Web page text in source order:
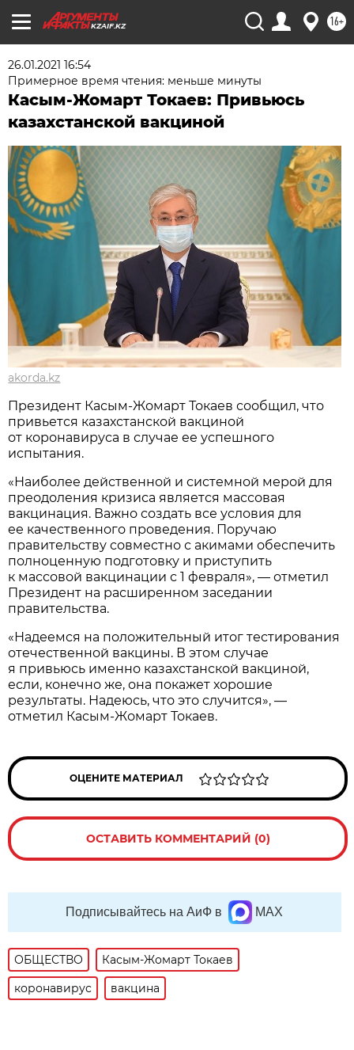
KZAIF.KZ 16+
26.01.2021 16:54
Примерное время чтения: меньше минуты
Касым-Жомарт Токаев: Привьюсь
казахстанской вакциной
akorda.kz
Президент Касым-Жомарт Токаев сообщил, что
привьется казахстанской вакциной
от коронавируса в случае ее успешного
испытания.
«Наиболее действенной и системной мерой для
преодоления кризиса является массовая
вакцинация. Важно создать все условия для
ее качественного проведения. Поручаю
правительству совместно с акимами обеспечить
полноценную подготовку и приступить
к массовой вакцинации с 1 февраля», — отметил
Президент на расширенном заседании
правительства.
«Надеемся на положительный итог тестирования
отечественной вакцины. В этом случае
я привьюсь именно казахстанской вакциной,
если, конечно же, она покажет хорошие
результаты. Надеюсь, что это случится», —
отметил Касым-Жомарт Токаев.
ОЦЕНИТЕ МАТЕРИАЛ
ОСТАВИТЬ КОММЕНТАРИЙ (0)
Подписывайтесь на АиФ в MAX
ОБЩЕСТВО
Касым-Жомарт Токаев
коронавирус
вакцина